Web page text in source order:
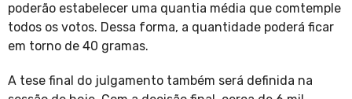
poderão estabelecer uma quantia média que comtemple
todos os votos. Dessa forma, a quantidade poderá ficar
em torno de 40 gramas.
A tese final do julgamento também será definida na